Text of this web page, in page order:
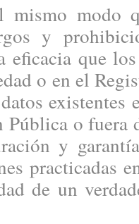
mismo modo
y
eficacia que
o en el
o fuera
y
practicadas
de un